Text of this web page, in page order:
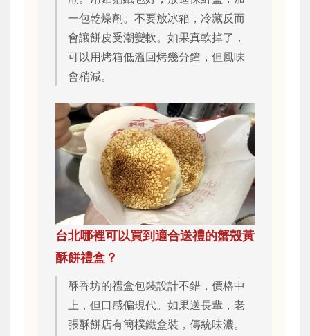
一包乾燥劑。不要放冰箱，冷藏反而
會讓餅皮受潮變軟。如果真軟掉了，
可以用烤箱低溫回烤幾分鐘，但風味
會稍減。
台北哪裡可以買到適合送禮的蟹殼黃
酥餅禮盒？
酥香坊的禮盒包裝設計不錯，價格中
上，但口感偏現代。如果送長輩，老
張酥餅店有簡樸鐵盒裝，傳統味濃。